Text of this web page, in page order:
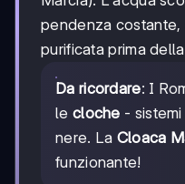
pendenza
purificata prima
Da ricordare: I
le cloche -
nere. La Cloaca
funzionante!